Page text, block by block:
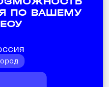
ПО ВАШЕМУ